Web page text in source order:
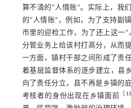
算不清的“人情账”。实际上，我
的“人情账”，例如，为了支持副
市里的迎检工作，为了还上这一
分管业务上给该村打高分，从而
一方面，镇村干部之间形成了责
着基层监督体系的逐步建立，县
向了责任分立，县不再是乡镇的
考核者的身份出现在乡镇面前
15